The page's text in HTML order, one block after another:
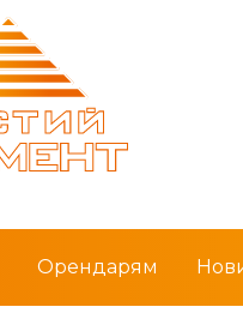
Орендарям